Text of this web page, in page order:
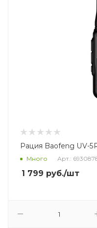
Рация Baofeng UV-
Много Арт.:
1 799 руб./шт